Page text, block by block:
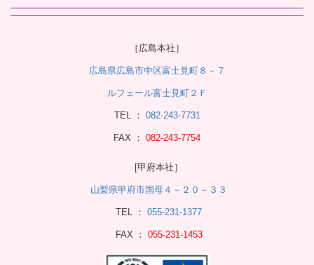
［広島本社］
広島県広島市中区富士見町８－７
ルフェール富士見町２Ｆ
TEL ： 082-243-7731
FAX ： 082-243-7754
[甲府本社］
山梨県甲府市国母４－２０－３３
TEL ： 055-231-1377
FAX ： 055-231-1453